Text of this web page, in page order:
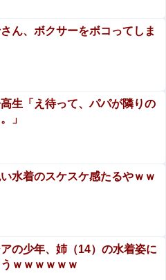
さん、ボクサーをボコってしま
高生「え待って、パパが隣りの
」
い水着のスケスケ感たるやｗｗ
アの少年、姉（14）の水着姿に
ｗｗｗｗｗｗ